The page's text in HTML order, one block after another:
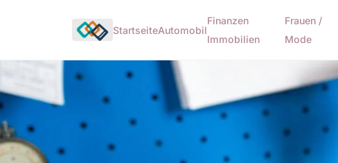
StartseiteAutomobil
Finanzen
Immobilien
Frauen /
Mode